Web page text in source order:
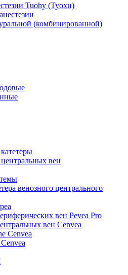
Tuohy (Туохи)
(комбинированной)
вен
венозного центрального
вен Pevea Pro
вен Cenvea
Cenvea